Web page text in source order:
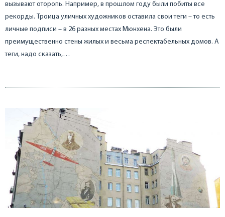
вызывают оторопь. Например, в прошлом году были побиты все
рекорды. Троица уличных художников оставила свои теги – то есть
личные подписи – в 26 разных местах Мюнхена. Это были
преимущественно стены жилых и весьма респектабельных домов. А
теги, надо сказать,…